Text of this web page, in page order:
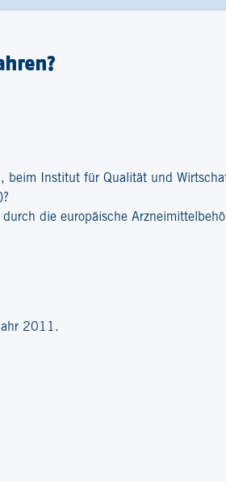
beim Institut für Qualität und
die europäische
2011.